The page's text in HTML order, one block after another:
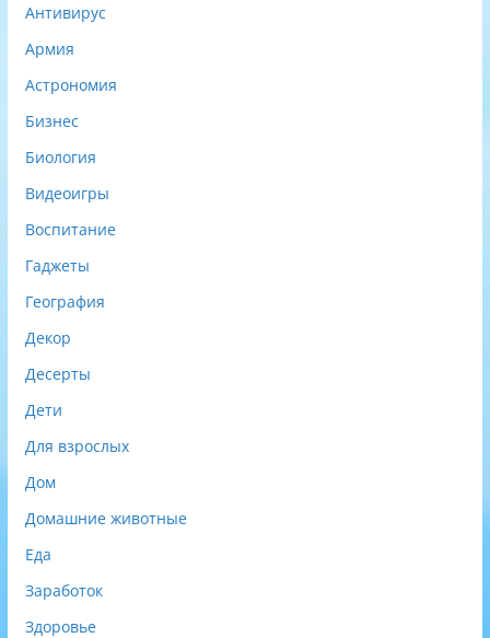
Антивирус
Армия
Астрономия
Бизнес
Биология
Видеоигры
Воспитание
Гаджеты
География
Декор
Десерты
Дети
Для взрослых
Дом
Домашние животные
Еда
Заработок
Здоровье